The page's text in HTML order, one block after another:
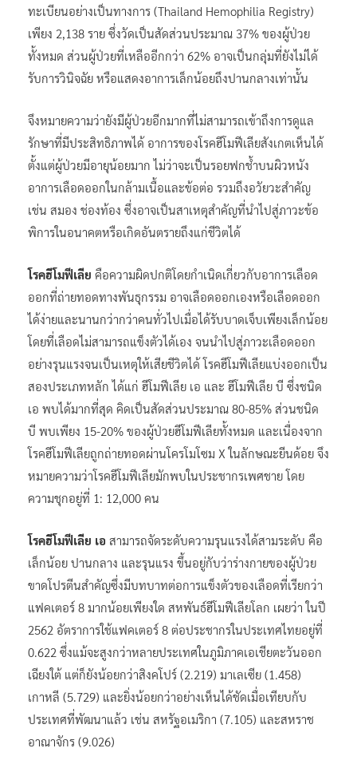
ทะเบียนอย่างเป็นทางการ (Thailand Hemophilia Registry)
เพียง 2,138 ราย ซึ่งวัดเป็นสัดส่วนประมาณ 37% ของผู้ป่วย
ทั้งหมด ส่วนผู้ป่วยที่เหลืออีกกว่า 62% อาจเป็นกลุ่มที่ยังไม่ได้
รับการวินิจฉัย หรือแสดงอาการเล็กน้อยถึงปานกลางเท่านั้น
จึงหมายความว่ายังมีผู้ป่วยอีกมากที่ไม่สามารถเข้าถึงการดูแล
รักษาที่มีประสิทธิภาพได้ อาการของโรคฮีโมฟีเลียสังเกตเห็นได้
ตั้งแต่ผู้ป่วยมีอายุน้อยมาก ไม่ว่าจะเป็นรอยฟกช้ำบนผิวหนัง
อาการเลือดออกในกล้ามเนื้อและข้อต่อ รวมถึงอวัยวะสำคัญ
เช่น สมอง ช่องท้อง ซึ่งอาจเป็นสาเหตุสำคัญที่นำไปสู่ภาวะข้อ
พิการในอนาคตหรือเกิดอันตรายถึงแก่ชีวิตได้
โรคฮีโมฟีเลีย คือความผิดปกติโดยกำเนิดเกี่ยวกับอาการเลือด
ออกที่ถ่ายทอดทางพันธุกรรม อาจเลือดออกเองหรือเลือดออก
ได้ง่ายและนานกว่ากว่าคนทั่วไปเมื่อได้รับบาดเจ็บเพียงเล็กน้อย
โดยที่เลือดไม่สามารถแข็งตัวได้เอง จนนำไปสู่ภาวะเลือดออก
อย่างรุนแรงจนเป็นเหตุให้เสียชีวิตได้ โรคฮีโมฟีเลียแบ่งออกเป็น
สองประเภทหลัก ได้แก่ ฮีโมฟีเลีย เอ และ ฮีโมฟีเลีย บี ซึ่งชนิด
เอ พบได้มากที่สุด คิดเป็นสัดส่วนประมาณ 80-85% ส่วนชนิด
บี พบเพียง 15-20% ของผู้ป่วยฮีโมฟีเลียทั้งหมด และเนื่องจาก
โรคฮีโมฟีเลียถูกถ่ายทอดผ่านโครโมโซม X ในลักษณะยีนด้อย จึง
หมายความว่าโรคฮีโมฟีเลียมักพบในประชากรเพศชาย โดย
ความชุกอยู่ที่ 1: 12,000 คน
โรคฮีโมฟีเลีย เอ สามารถจัดระดับความรุนแรงได้สามระดับ คือ
เล็กน้อย ปานกลาง และรุนแรง ขึ้นอยู่กับว่าร่างกายของผู้ป่วย
ขาดโปรตีนสำคัญซึ่งมีบทบาทต่อการแข็งตัวของเลือดที่เรียกว่า
แฟคเตอร์ 8 มากน้อยเพียงใด สหพันธ์ฮีโมฟีเลียโลก เผยว่า ในปี
2562 อัตราการใช้แฟคเตอร์ 8 ต่อประชากรในประเทศไทยอยู่ที่
0.622 ซึ่งแม้จะสูงกว่าหลายประเทศในภูมิภาคเอเชียตะวันออก
เฉียงใต้ แต่ก็ยังน้อยกว่าสิงคโปร์ (2.219) มาเลเซีย (1.458)
เกาหลี (5.729) และยิ่งน้อยกว่าอย่างเห็นได้ชัดเมื่อเทียบกับ
ประเทศที่พัฒนาแล้ว เช่น สหรัฐอเมริกา (7.105) และสหราช
อาณาจักร (9.026)